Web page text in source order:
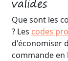
Que sont les
? Les codes
d'économiser
commande